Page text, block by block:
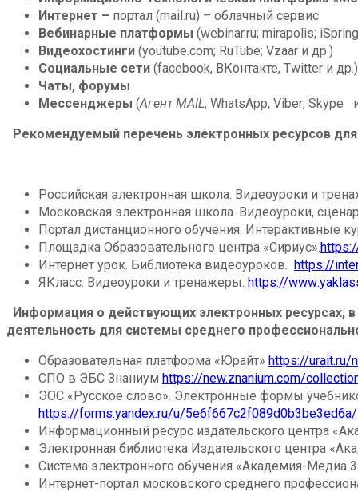
Интернет – портал (mail.ru) – облачный сервис
Вебинарные платформы (webinar.ru; mirapolis;
Видеохостинги (youtube.com; RuTube; Vzaar и др .)
Социальные сети (facebook, ВКонтакте, Twitter и др.)
Чаты, форумы
Мессенджеры (Агент MAIL, WhatsApp, Viber, Skype
Рекомендуемый перечень электронных ресурсов
Российская электронная школа. Видеоуроки и
Московская электронная школа. Видеоуроки,
Портал дистанционного обучения. Интерактивные
Площадка Образовательного центра «Сириус».
Интернет урок. Библиотека видеоуроков. https://
ЯКласс. Видеоуроки и тренажеры. https://www.
Информация о действующих электронных ресурсах,
деятельность для системы среднего
Образовательная платформа «Юрайт» https://urait.ru/
СПО в ЭБС Знаниум https://new.znanium.com/
ЭОС «Русское слово». Электронные формы
https://forms.yandex.ru/u/5e6f667c2f089d0b3be3ed6a/
Информационный ресурс издательского центра
Электронная библиотека Издательского центра
Система электронного обучения «Академия-Медиа
Интернет-портал московского среднего